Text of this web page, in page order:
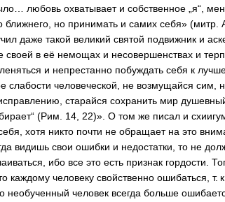
любовь охватывает и собственное „я“,
ближнего, но принимать и самих себя» (митр.
даже такой великий святой подвижник и
своей в её немощах и несовершенствах и
и непрестанно побуждать себя к
слабости человеческой, не возмущайся
старайся сохранить мир
(Рим. 14, 22)». О том же писал и
хотя никто почти не обращает на это
видишь свои ошибки и недостатки, то не
ибо все это есть признак гордости.
каждому человеку свойственно ошибаться,
необученный человек всегда больше